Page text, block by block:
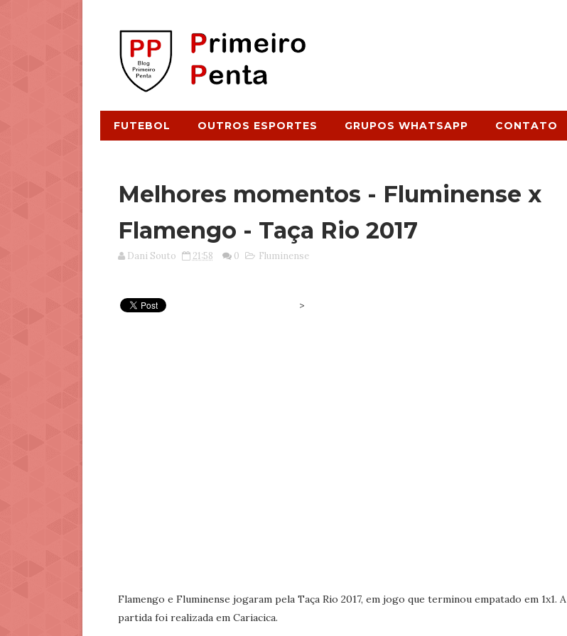
FUTEBOL OUTROS ESPORTES GRUPOS WHATSAPP CONTATO
Melhores momentos - Fluminense x
Flamengo - Taça Rio 2017
Dani Souto 21:58 0 Fluminense
>
Flamengo e Fluminense jogaram pela Taça Rio 2017, em jogo que terminou empatado em 1x1. A
partida foi realizada em Cariacica.